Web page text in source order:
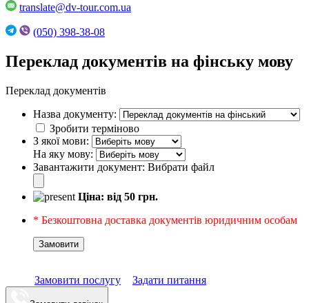
translate@dv-tour.com.ua
(050) 398-38-08
Переклад документів на фінську мову
Переклад документів
Назва документу:
Зробити терміново
З якої мови:
На яку мову:
Завантажити документ: Вибрати файл
Ціна: від 50 грн.
* Безкоштовна доставка документів юридичним особам
Замовити
Замовити послугу Задати питання